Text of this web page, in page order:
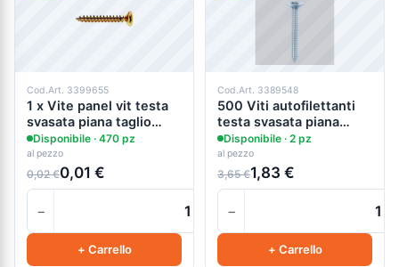
Cod.Art. 3399655
1 x Vite panel vit testa
svasata piana taglio
croce tropicalizzata mm
4 x 30
Disponibile · 470 pz
al pezzo
0,02 €0,01 €
−
+ Carrello
Cod.Art. 3389548
500 Viti autofilettanti
testa svasata piana
zincata a croce - 4,8x22
mm
Disponibile · 2 pz
al pezzo
3,65 €1,83 €
−
+ Carrello